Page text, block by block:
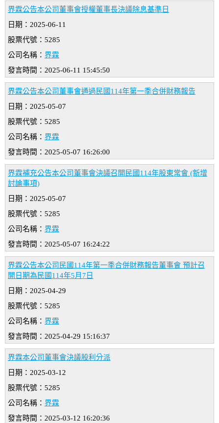
界霖公告本公司董事會授權董事長決議除息基準日
日期：2025-06-11
股票代號：5285
公司名稱： 界霖
發言時間：2025-06-11 15:45:50
界霖公告本公司董事會通過民國114年第一季合併財務報告
日期：2025-05-07
股票代號：5285
公司名稱： 界霖
發言時間：2025-05-07 16:26:00
界霖補充公告本公司董事會決議召開民國114年股東常會 (新增
討論事項)
日期：2025-05-07
股票代號：5285
公司名稱： 界霖
發言時間：2025-05-07 16:24:22
界霖公告本公司民國114年第一季合併財務報告董事會 預計召
開日期為民國114年5月7日
日期：2025-04-29
股票代號：5285
公司名稱： 界霖
發言時間：2025-04-29 15:16:37
界霖本公司董事會決議股利分派
日期：2025-03-12
股票代號：5285
公司名稱： 界霖
發言時間：2025-03-12 16:20:36